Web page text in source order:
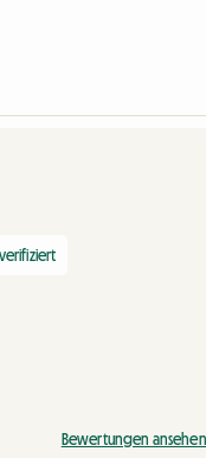
Bewertungen ansehen